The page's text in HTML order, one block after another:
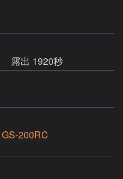
露出 1920秒
GS-200RC